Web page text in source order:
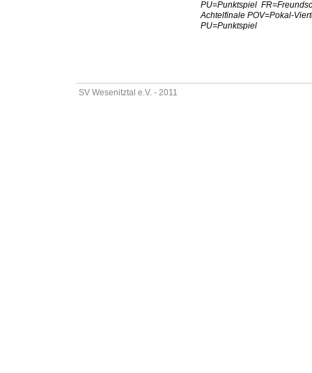
PU=Punktspiel
Achtelfinale POV=Pokal-
PU=Punktspiel
SV Wesenitztal e.V. - 2011